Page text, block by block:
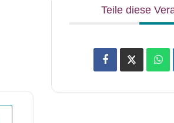
Teile diese